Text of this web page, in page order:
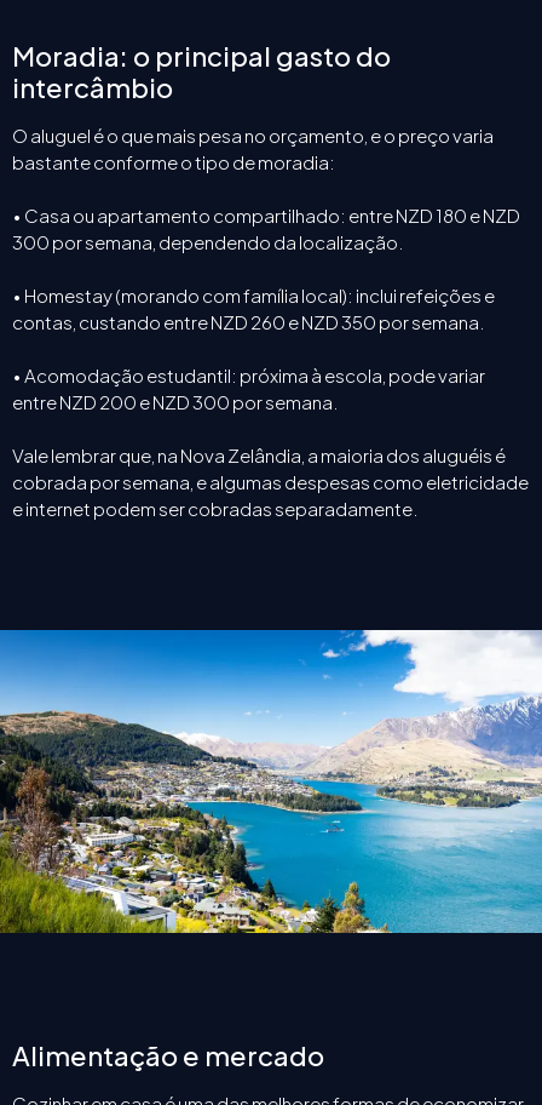
Moradia: o principal gasto do
intercâmbio
O aluguel é o que mais pesa no orçamento, e o preço varia
bastante conforme o tipo de moradia:
• Casa ou apartamento compartilhado: entre NZD 180 e NZD
300 por semana, dependendo da localização.
• Homestay (morando com família local): inclui refeições e
contas, custando entre NZD 260 e NZD 350 por semana.
• Acomodação estudantil: próxima à escola, pode variar
entre NZD 200 e NZD 300 por semana.
Vale lembrar que, na Nova Zelândia, a maioria dos aluguéis é
cobrada por semana, e algumas despesas como eletricidade
e internet podem ser cobradas separadamente.
Alimentação e mercado